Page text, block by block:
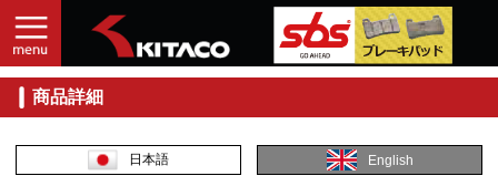
商品詳細
日本語 English